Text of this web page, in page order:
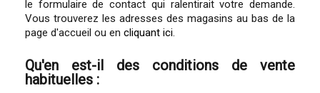
le formulaire de contact qui ralentirait votre demande.
Vous trouverez les adresses des magasins au bas de la
page d'accueil ou en cliquant ici.
Qu'en est-il des conditions de vente
habituelles :